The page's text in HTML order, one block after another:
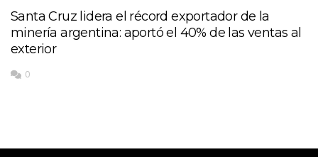
Santa Cruz lidera el récord exportador de la
minería argentina: aportó el 40% de las ventas al
exterior
0